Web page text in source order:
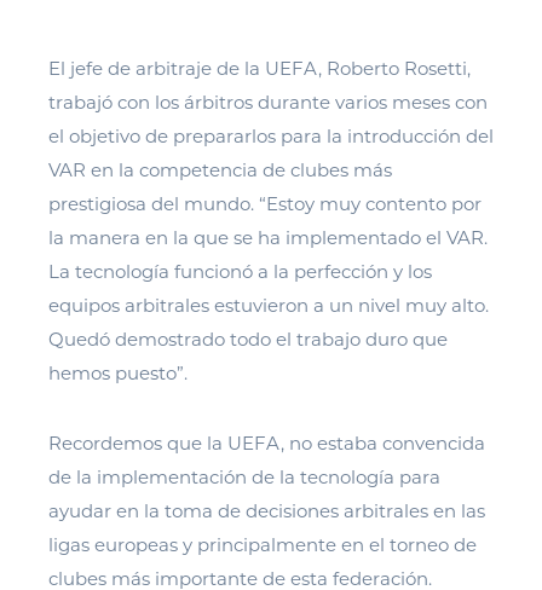
El jefe de arbitraje de la UEFA, Roberto Rosetti,
trabajó con los árbitros durante varios meses con
el objetivo de prepararlos para la introducción del
VAR en la competencia de clubes más
prestigiosa del mundo. “Estoy muy contento por
la manera en la que se ha implementado el VAR.
La tecnología funcionó a la perfección y los
equipos arbitrales estuvieron a un nivel muy alto.
Quedó demostrado todo el trabajo duro que
hemos puesto”.
Recordemos que la UEFA, no estaba convencida
de la implementación de la tecnología para
ayudar en la toma de decisiones arbitrales en las
ligas europeas y principalmente en el torneo de
clubes más importante de esta federación.